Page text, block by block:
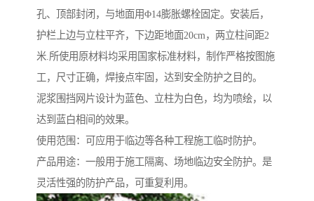
孔、顶部封闭，与地面用Φ14膨胀螺栓固定。安装后，
护栏上边与立柱平齐，下边距地面20cm，两立柱间距2
米.所使用原材料均采用国家标准材料，制作严格按图施
工，尺寸正确，焊接点牢固，达到安全防护之目的。
泥浆围挡网片设计为蓝色、立柱为白色，均为喷绘，以
达到蓝白相间的效果。
使用范围：可应用于临边等各种工程施工临时防护。
产品用途：一般用于施工隔离、场地临边安全防护。是
灵活性强的防护产品，可重复利用。